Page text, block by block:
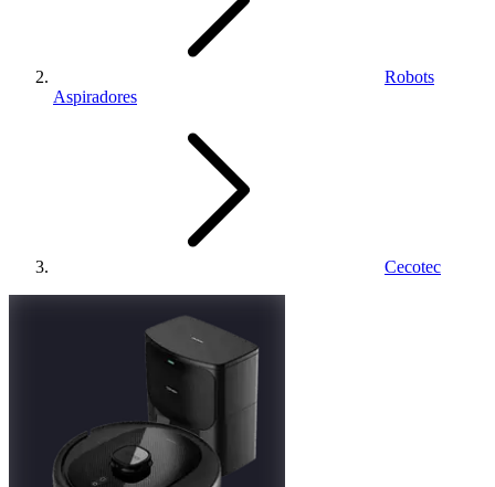
Robots
Aspiradores
Cecotec